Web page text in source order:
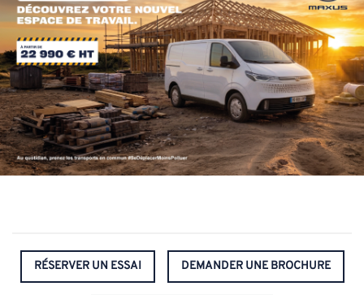
RÉSERVER UN ESSAI DEMANDER UNE BROCHURE